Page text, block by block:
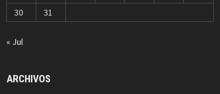
30
31
« Jul
ARCHIVOS